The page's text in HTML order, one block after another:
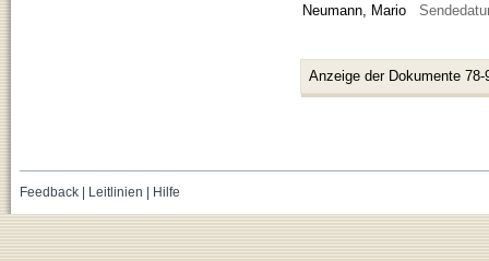
Neumann, Mario
Anzeige der Dokumente 78-
Feedback| Leitlinien | Hilfe